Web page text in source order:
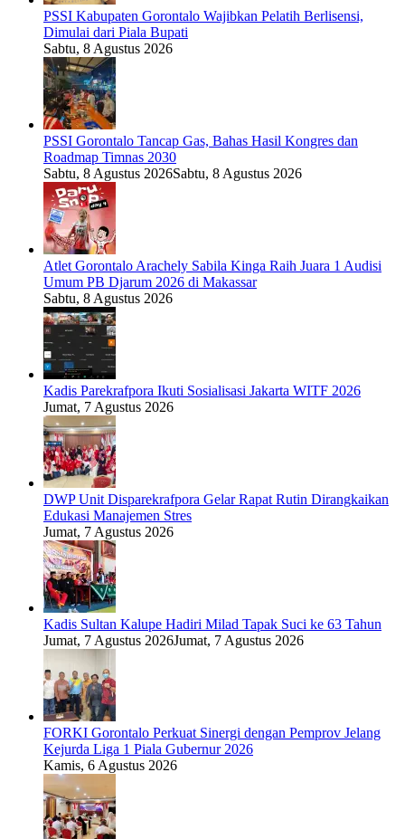
PSSI Kabupaten Gorontalo Wajibkan Pelatih Berlisensi,
Dimulai dari Piala Bupati
Sabtu, 8 Agustus 2026
PSSI Gorontalo Tancap Gas, Bahas Hasil Kongres dan
Roadmap Timnas 2030
Sabtu, 8 Agustus 2026Sabtu, 8 Agustus 2026
Atlet Gorontalo Arachely Sabila Kinga Raih Juara 1 Audisi
Umum PB Djarum 2026 di Makassar
Sabtu, 8 Agustus 2026
Kadis Parekrafpora Ikuti Sosialisasi Jakarta WITF 2026
Jumat, 7 Agustus 2026
DWP Unit Disparekrafpora Gelar Rapat Rutin Dirangkaikan
Edukasi Manajemen Stres
Jumat, 7 Agustus 2026
Kadis Sultan Kalupe Hadiri Milad Tapak Suci ke 63 Tahun
Jumat, 7 Agustus 2026Jumat, 7 Agustus 2026
FORKI Gorontalo Perkuat Sinergi dengan Pemprov Jelang
Kejurda Liga 1 Piala Gubernur 2026
Kamis, 6 Agustus 2026